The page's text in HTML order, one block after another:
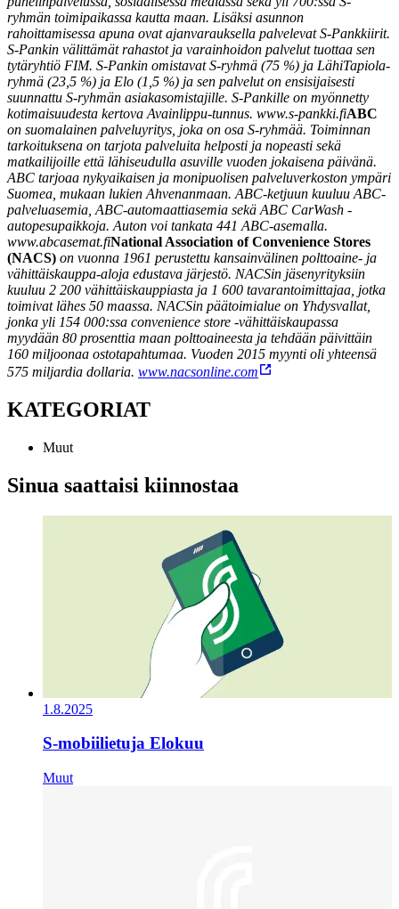
ryhmän toimipaikassa kautta maan. Lisäksi asunnon
rahoittamisessa apuna ovat ajanvarauksella palvelevat S-Pankkiirit.
S-Pankin välittämät rahastot ja varainhoidon palvelut tuottaa sen
tytäryhtiö FIM. S-Pankin omistavat S-ryhmä (75 %) ja LähiTapiola-
ryhmä (23,5 %) ja Elo (1,5 %) ja sen palvelut on ensisijaisesti
suunnattu S-ryhmän asiakasomistajille. S-Pankille on myönnetty
kotimaisuudesta kertova Avainlippu-tunnus. www.s-pankki.fiABC
on suomalainen palveluyritys, joka on osa S-ryhmää. Toiminnan
tarkoituksena on tarjota palveluita helposti ja nopeasti sekä
matkailijoille että lähiseudulla asuville vuoden jokaisena päivänä.
ABC tarjoaa nykyaikaisen ja monipuolisen palveluverkoston ympäri
Suomea, mukaan lukien Ahvenanmaan. ABC-ketjuun kuuluu ABC-
palveluasemia, ABC-automaattiasemia sekä ABC CarWash -
autopesupaikkoja. Auton voi tankata 441 ABC-asemalla.
www.abcasemat.fiNational Association of Convenience Stores
(NACS) on vuonna 1961 perustettu kansainvälinen polttoaine- ja
vähittäiskauppa-aloja edustava järjestö. NACSin jäsenyrityksiin
kuuluu 2 200 vähittäiskauppiasta ja 1 600 tavarantoimittajaa, jotka
toimivat lähes 50 maassa. NACSin päätoimialue on Yhdysvallat,
jonka yli 154 000:ssa convenience store -vähittäiskaupassa
myydään 80 prosenttia maan polttoaineesta ja tehdään päivittäin
160 miljoonaa ostotapahtumaa. Vuoden 2015 myynti oli yhteensä
575 miljardia dollaria. www.nacsonline.com
KATEGORIAT
Muut
Sinua saattaisi kiinnostaa
1.8.2025
S-mobiilietuja Elokuu
Muut